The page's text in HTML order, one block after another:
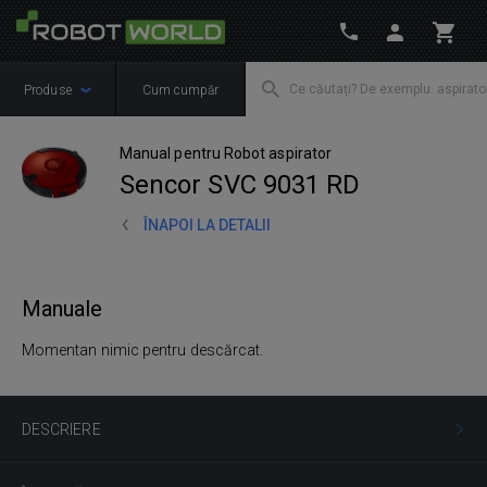
Produse Cum cumpăr
Manual pentru Robot aspirator
Sencor SVC 9031 RD
ÎNAPOI LA DETALII
DESCRIERE
Manuale
Momentan nimic pentru descărcat.